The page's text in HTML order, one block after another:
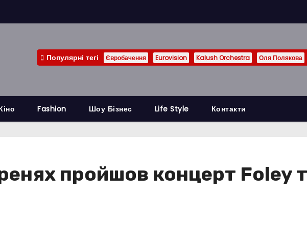
Популярні тегі Євробачення Eurovision Kalush Orchestra Оля Полякова
Fashion Шоу Бізнес Life Style Контакти
пройшов концерт Foley